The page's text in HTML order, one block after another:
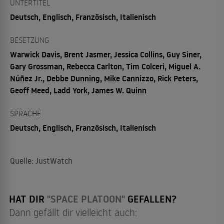
UNTERTITEL
Deutsch, Englisch, Französisch, Italienisch
BESETZUNG
Warwick Davis, Brent Jasmer, Jessica Collins, Guy Siner,
Gary Grossman, Rebecca Carlton, Tim Colceri, Miguel A.
Núñez Jr., Debbe Dunning, Mike Cannizzo, Rick Peters,
Geoff Meed, Ladd York, James W. Quinn
SPRACHE
Deutsch, Englisch, Französisch, Italienisch
Quelle: JustWatch
HAT DIR "SPACE PLATOON" GEFALLEN?
Dann gefällt dir vielleicht auch: